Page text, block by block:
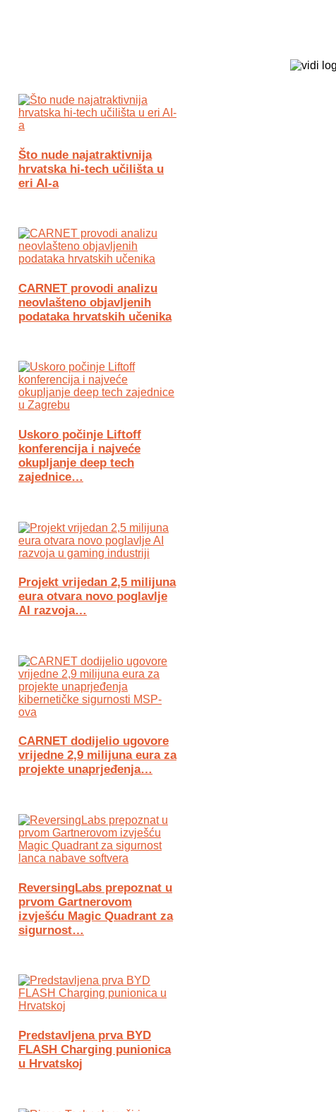
Što nude najatraktivnija
hrvatska hi-tech učilišta u
eri AI-a
CARNET provodi analizu
neovlašteno objavljenih
podataka hrvatskih učenika
Uskoro počinje Liftoff
konferencija i najveće
okupljanje deep tech
zajednice…
Projekt vrijedan 2,5 milijuna
eura otvara novo poglavlje
AI razvoja…
CARNET dodijelio ugovore
vrijedne 2,9 milijuna eura za
projekte unaprjeđenja…
ReversingLabs prepoznat u
prvom Gartnerovom
izvješću Magic Quadrant za
sigurnost…
Predstavljena prva BYD
FLASH Charging punionica
u Hrvatskoj